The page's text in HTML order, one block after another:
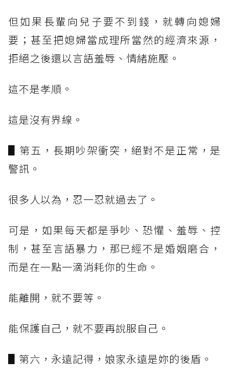
但如果長輩向兒子要不到錢，就轉向媳婦
要；甚至把媳婦當成理所當然的經濟來源，
拒絕之後還以言語羞辱、情緒施壓。
這不是孝順。
這是沒有界線。
▋第五，長期吵架衝突，絕對不是正常，是
警訊。
很多人以為，忍一忍就過去了。
可是，如果每天都是爭吵、恐懼、羞辱、控
制，甚至言語暴力，那已經不是婚姻磨合，
而是在一點一滴消耗你的生命。
能離開，就不要等。
能保護自己，就不要再說服自己。
▋第六，永遠記得，娘家永遠是妳的後盾。